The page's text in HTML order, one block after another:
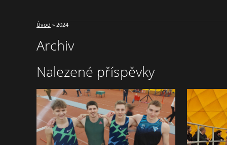
Úvod » 2024
Archiv
Nalezené příspěvky